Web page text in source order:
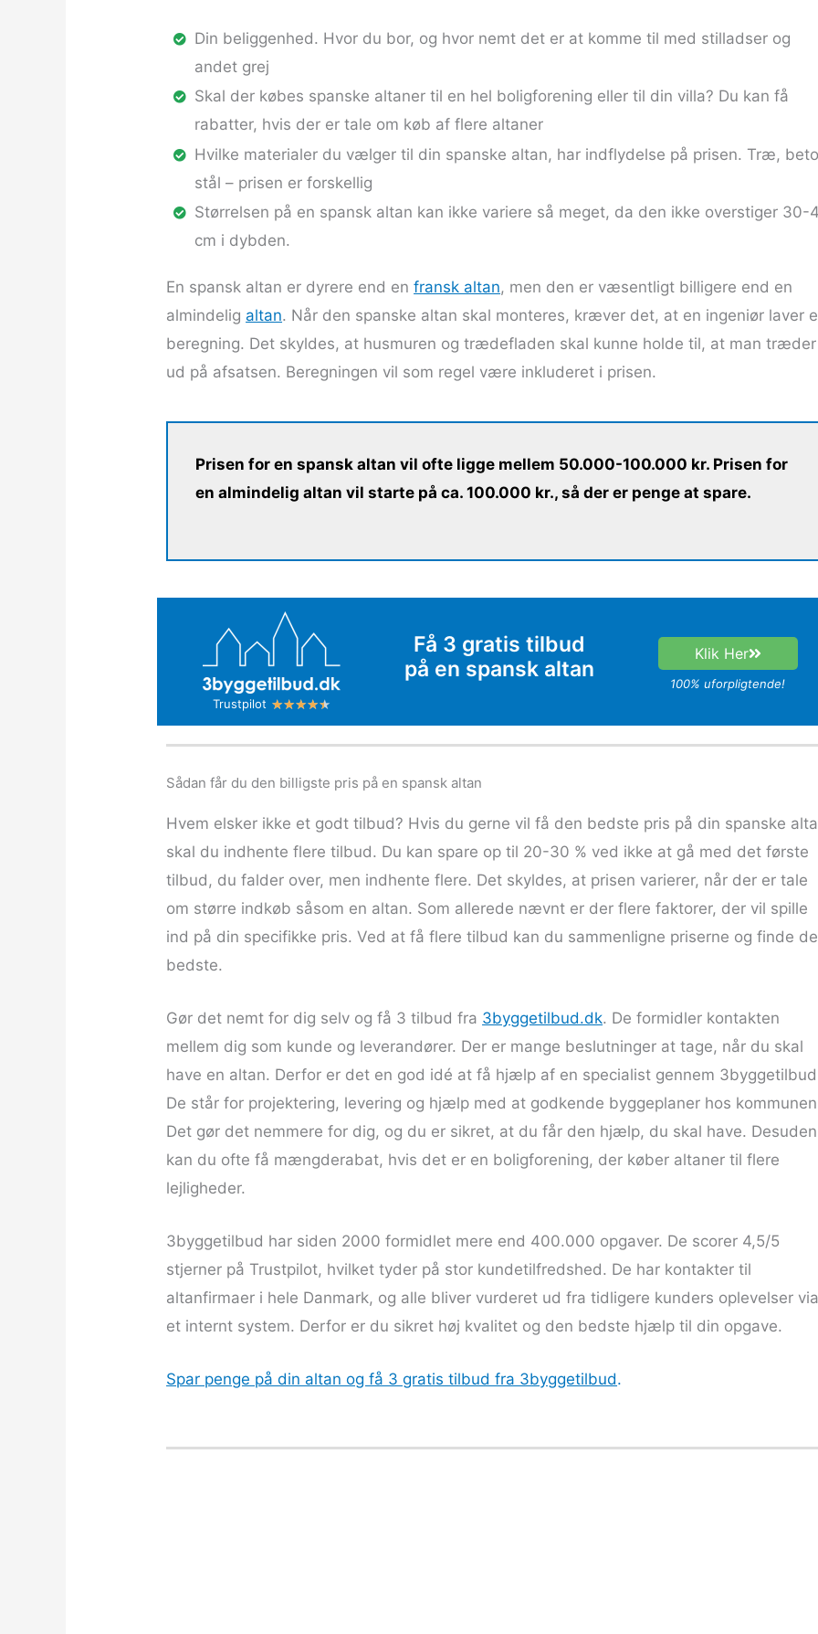
Din beliggenhed. Hvor du bor, og hvor nemt det er at komme til med stilladser og
andet grej
Skal der købes spanske altaner til en hel boligforening eller til din villa? Du kan få
rabatter, hvis der er tale om køb af flere altaner
Hvilke materialer du vælger til din spanske altan, har indflydelse på prisen. Træ,
stål – prisen er forskellig
Størrelsen på en spansk altan kan ikke variere så meget, da den ikke overstiger 30-
cm i dybden.
En spansk altan er dyrere end enfransk altan, men den er væsentligt billigere end en
almindelig altan. Når den spanske altan skal monteres, kræver det, at en ingeniør laver
beregning. Det skyldes, at husmuren og trædefladen skal kunne holde til, at man træder
ud på afsatsen. Beregningen vil som regel være inkluderet i prisen.
Prisen for en spansk altan vil ofte ligge mellem 50.000-100.000 kr. Prisen for
en almindelig altan vil starte på ca. 100.000 kr., så der er penge at spare.
Trustpilot ★★★★★R
a
e
4
.
5
5
Få 3 gratis tilbud
på en spansk altan
Klik Her
100% uforpligtende!
Sådan får du den billigste pris på en spansk altan
Hvem elsker ikke et godt tilbud? Hvis du gerne vil få den bedste pris på din spanske
skal du indhente flere tilbud. Du kan spare op til 20-30 % ved ikke at gå med det første
tilbud, du falder over, men indhente flere. Det skyldes, at prisen varierer, når der er tale
om større indkøb såsom en altan. Som allerede nævnt er der flere faktorer, der vil spille
ind på din specifikke pris. Ved at få flere tilbud kan du sammenligne priserne og finde
bedste.
Gør det nemt for dig selv og få 3 tilbud fra 3byggetilbud.dk. De formidler kontakten
mellem dig som kunde og leverandører. Der er mange beslutninger at tage, når du skal
have en altan. Derfor er det en god idé at få hjælp af en specialist gennem
De står for projektering, levering og hjælp med at godkende byggeplaner hos
Det gør det nemmere for dig, og du er sikret, at du får den hjælp, du skal have. Desuden
kan du ofte få mængderabat, hvis det er en boligforening, der køber altaner til flere
lejligheder.
3byggetilbud har siden 2000 formidlet mere end 400.000 opgaver. De scorer 4,5/5
stjerner på Trustpilot, hvilket tyder på stor kundetilfredshed. De har kontakter til
altanfirmaer i hele Danmark, og alle bliver vurderet ud fra tidligere kunders oplevelser
et internt system. Derfor er du sikret høj kvalitet og den bedste hjælp til din opgave.
Spar penge på din altan og få 3 gratis tilbud fra 3byggetilbud.